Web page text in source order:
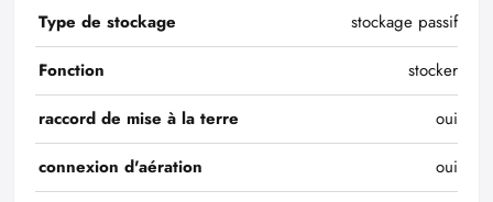
Type de stockage
stockage passif
Fonction
stocker
raccord de mise à la terre
oui
connexion d'aération
oui